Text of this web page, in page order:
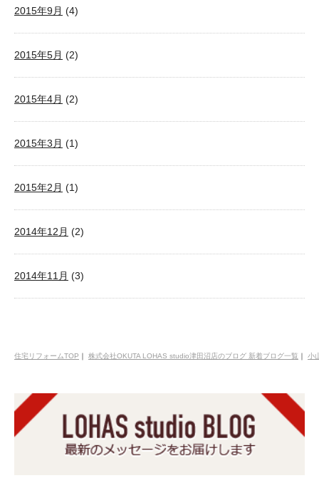
2015年9月 (4)
2015年5月 (2)
2015年4月 (2)
2015年3月 (1)
2015年2月 (1)
2014年12月 (2)
2014年11月 (3)
住宅リフォームTOP ｜ 株式会社OKUTA LOHAS studio津田沼店のブログ 新着ブログ一覧 ｜ 小